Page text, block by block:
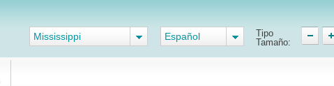
Mississippi Español
Tipo
Tamaño: